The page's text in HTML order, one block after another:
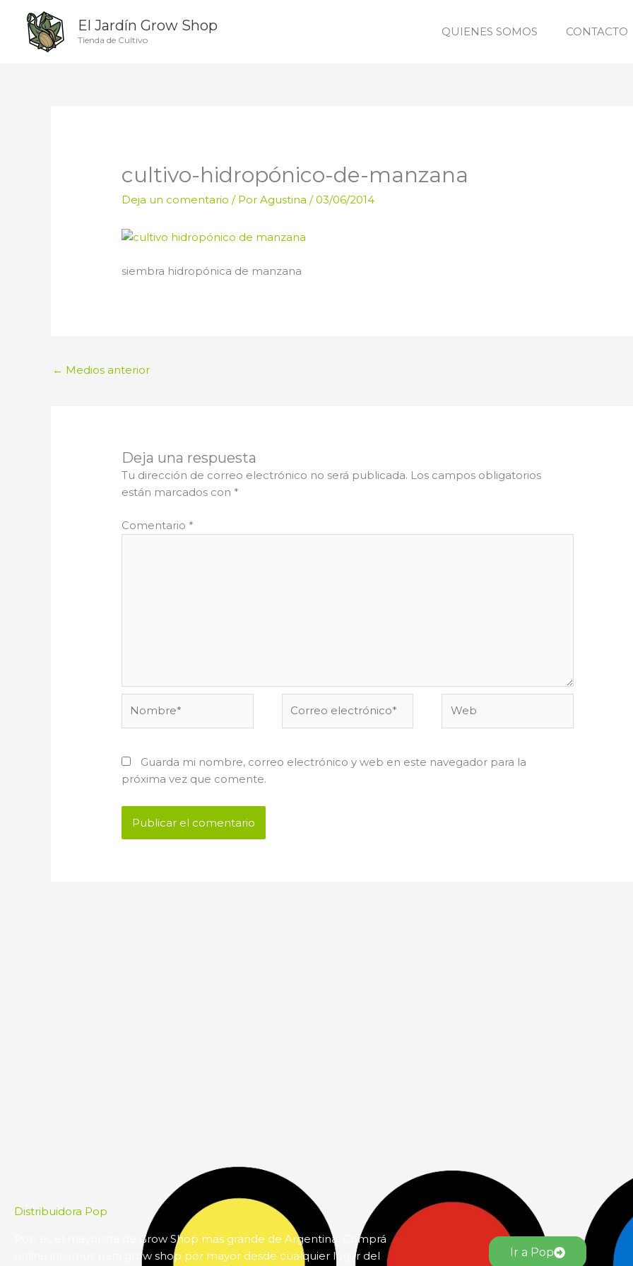
contenido
El Jardín Grow Shop
Tienda de Cultivo
QUIENES SOMOS CONTACTO
cultivo-hidropónico-de-manzana
Deja un comentario / PorAgustina/03/06/2014
siembra hidropónica de manzana
← Medios anterior
Deja una respuesta
Tu dirección de correo electrónico no será publicada. Los campos obligatorios
están marcados con *
Comentario *
electrónico*
Guarda mi nombre, correo electrónico y web en este navegador para la
próxima vez que comente.
Distribuidora Pop
Pop es el mayorista de Grow Shop mas grande de Argentina. Comprá
online insumos para grow shop por mayor desde cualquier lugar del
Ir a Pop